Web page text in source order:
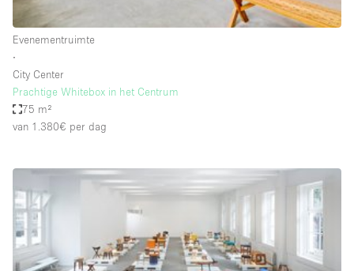
Vergaderruimte
Winkel delen
Winkelruimte in winkelcentrum
Kenmerken ruimte
Audio- en videoapparatuur
Evenementruimte
∙
City Center
Prachtige Whitebox in het Centrum
75 m²
van 1.380€ per dag